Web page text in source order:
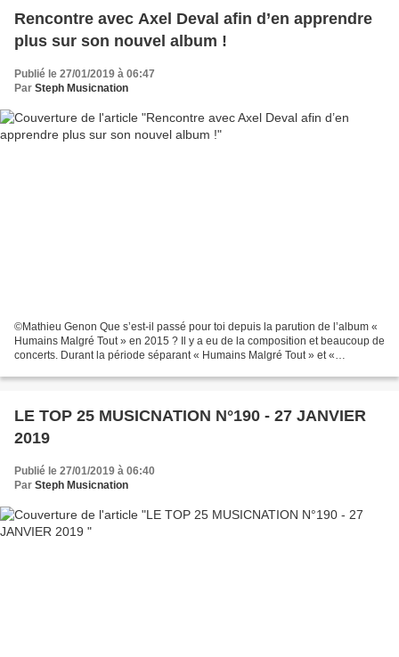
Rencontre avec Axel Deval afin d’en apprendre
plus sur son nouvel album !
Publié le 27/01/2019 à 06:47
Par Steph Musicnation
©Mathieu Genon Que s’est-il passé pour toi depuis la parution de l’album «
Humains Malgré Tout » en 2015 ? Il y a eu de la composition et beaucoup de
concerts. Durant la période séparant « Humains Malgré Tout » et «
LE TOP 25 MUSICNATION N°190 - 27 JANVIER
2019
Publié le 27/01/2019 à 06:40
Par Steph Musicnation